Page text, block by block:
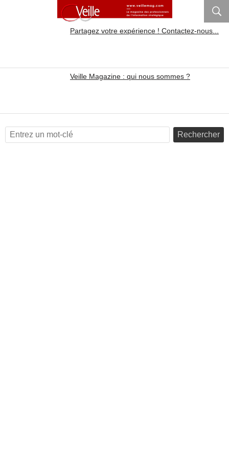
Partagez votre expérience ! Contactez-nous...
Veille Magazine : qui nous sommes ?
Rechercher